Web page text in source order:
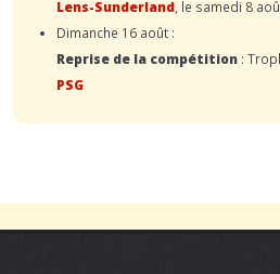
Lens-Sunderland , le samedi 8
Dimanche 16 août :
Reprise de la compétition :
PSG